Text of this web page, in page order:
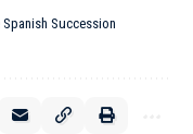
Succession